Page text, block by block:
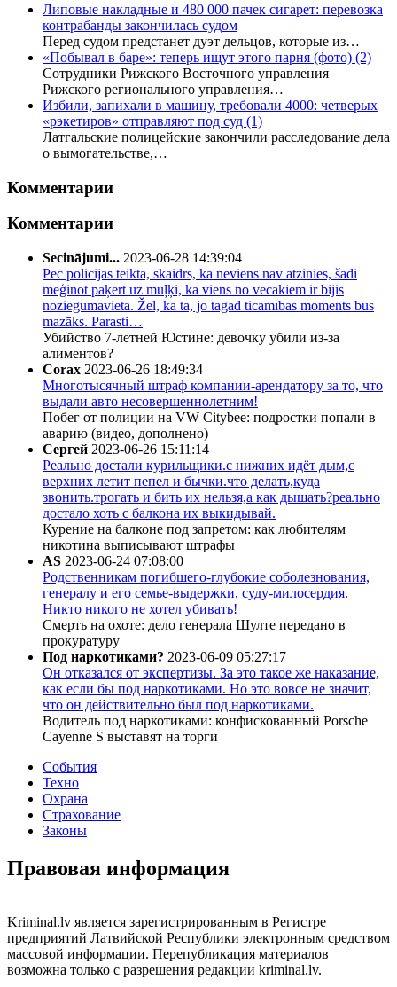
Липовые накладные и 480 000 пачек сигарет: перевозка
контрабанды закончилась судом
Перед судом предстанет дуэт дельцов, которые из…
«Побывал в баре»: теперь ищут этого парня (фото) (2)
Сотрудники Рижского Восточного управления
Рижского регионального управления…
Избили, запихали в машину, требовали 4000: четверых
«рэкетиров» отправляют под суд (1)
Латгальские полицейские закончили расследование дела
о вымогательстве,…
Комментарии
Комментарии
Secinājumi... 2023-06-28 14:39:04
Pēc policijas teiktā, skaidrs, ka neviens nav atzinies, šādi
mēģinot paķert uz muļķi, ka viens no vecākiem ir bijis
noziegumavietā. Žēl, ka tā, jo tagad ticamības moments būs
mazāks. Parasti…
Убийство 7-летней Юстине: девочку убили из-за
алиментов?
Corax 2023-06-26 18:49:34
Многотысячный штраф компании-арендатору за то, что
выдали авто несовершеннолетним!
Побег от полиции на VW Citybee: подростки попали в
аварию (видео, дополнено)
Сергей 2023-06-26 15:11:14
Реально достали курильщики.с нижних идёт дым,с
верхних летит пепел и бычки.что делать,куда
звонить.трогать и бить их нельзя,а как дышать?реально
достало хоть с балкона их выкидывай.
Курение на балконе под запретом: как любителям
никотина выписывают штрафы
AS 2023-06-24 07:08:00
Родственникам погибшего-глубокие соболезнования,
генералу и его семье-выдержки, суду-милосердия.
Никто никого не хотел убивать!
Смерть на охоте: дело генерала Шулте передано в
прокуратуру
Под наркотиками? 2023-06-09 05:27:17
Он отказался от экспертизы. За это такое же наказание,
как если бы под наркотиками. Но это вовсе не значит,
что он действительно был под наркотиками.
Водитель под наркотиками: конфискованный Porsche
Cayenne S выставят на торги
События
Техно
Охрана
Страхование
Законы
Правовая информация
Kriminal.lv является зарегистрированным в Регистре
предприятий Латвийской Республики электронным средством
массовой информации. Перепубликация материалов
возможна только с разрешения редакции kriminal.lv.